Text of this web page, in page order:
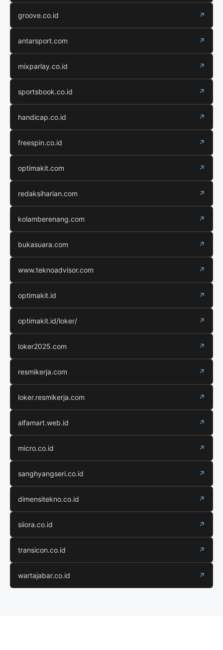
groove.co.id ↗
antarsport.com ↗
mixparlay.co.id ↗
sportsbook.co.id ↗
handicap.co.id ↗
freespin.co.id ↗
optimakit.com ↗
redaksiharian.com ↗
kolamberenang.com ↗
bukasuara.com ↗
www.teknoadvisor.com ↗
optimakit.id ↗
optimakit.id/loker/ ↗
loker2025.com ↗
resmikerja.com ↗
loker.resmikerja.com ↗
alfamart.web.id ↗
micro.co.id ↗
sanghyangseri.co.id ↗
dimensitekno.co.id ↗
siiora.co.id ↗
transicon.co.id ↗
wartajabar.co.id ↗